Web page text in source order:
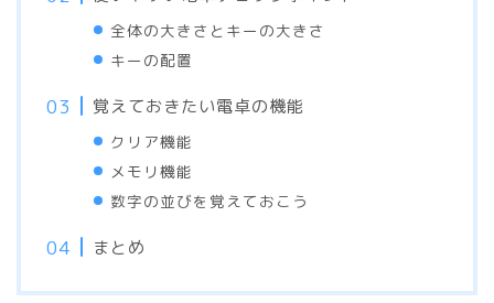
全体の大きさとキーの大きさ
キーの配置
覚えておきたい電卓の機能
クリア機能
メモリ機能
数字の並びを覚えておこう
まとめ